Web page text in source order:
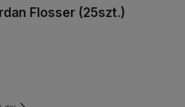
coś dla siebie z naszej aktualnej
się, aby przywrócić dodane
Flosser (25szt.)